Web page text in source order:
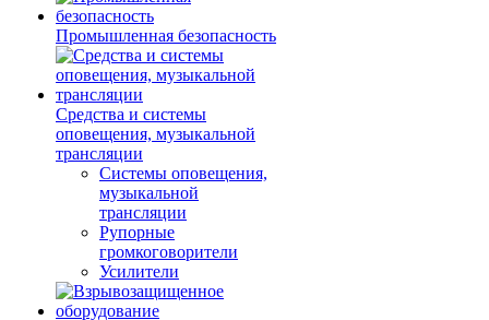
Промышленная безопасность
Средства и системы
оповещения, музыкальной
трансляции
Системы оповещения,
музыкальной
трансляции
Рупорные
громкоговорители
Усилители